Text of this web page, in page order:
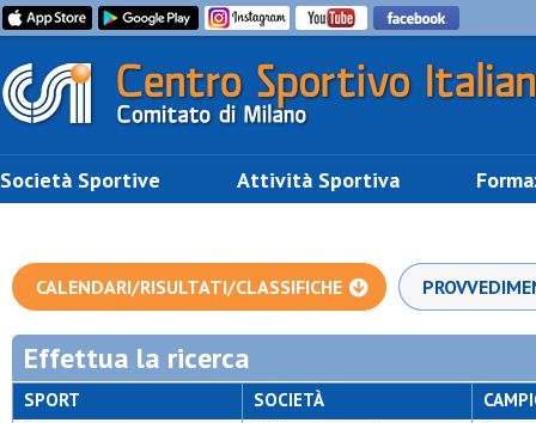
Società Sportive Attività Sportiva
CALENDARI/RISULTATI/CLASSIFICHE
Effettua la ricerca
SPORT SOCIETÀ